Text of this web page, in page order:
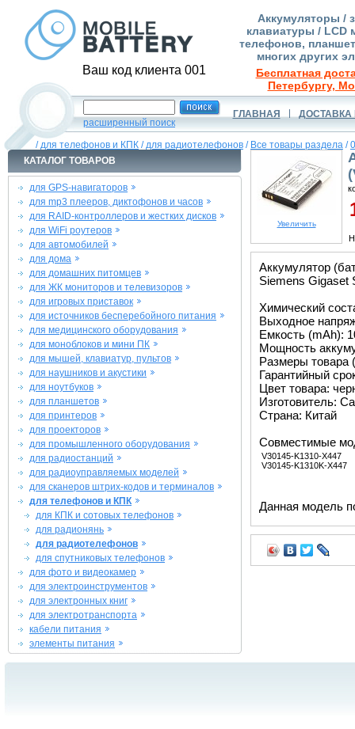
Ваш код клиента 001
Аккумуляторы /
клавиатуры / LCD
телефонов,
многих других
Бесплатная
Петербургу,
расширенный поиск
ГЛАВНАЯ ДОСТАВКА
/для телефонов и КПК /для радиотелефонов / Все товары раздела /
КАТАЛОГ ТОВАРОВ
для GPS-навигаторов
для mp3 плееров, диктофонов и часов
для RAID-контроллеров и жестких дисков
для WiFi роутеров
для автомобилей
для дома
для домашних питомцев
для ЖК мониторов и телевизоров
для игровых приставок
для источников бесперебойного питания
для медицинского оборудования
для моноблоков и мини ПК
для мышей, клавиатур, пультов
для наушников и акустики
для ноутбуков
для планшетов
для принтеров
для проекторов
для промышленного оборудования
для радиостанций
для радиоуправляемых моделей
для сканеров штрих-кодов и терминалов
для телефонов и КПК
для КПК и сотовых телефонов
для радионянь
для радиотелефонов
для спутниковых телефонов
для фото и видеокамер
для электроинструментов
для электронных книг
для электротранспорта
кабели питания
элементы питания
Увеличить
Аккумулятор
Siemens Gigaset
Химический
Выходное
Емкость (mAh):
Мощность
Размеры товара
Гарантийный
Цвет товара:
Изготовитель:
Страна: Китай
Совместимые
V30145-K1310-X447
V30145-K1310K-X447
Данная модель